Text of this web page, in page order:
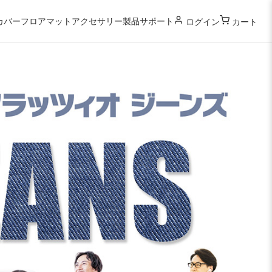
バーフロアマット アクセサリー製品サポート ログイン カート